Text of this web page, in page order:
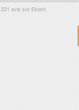
221 avis sur Ekomi